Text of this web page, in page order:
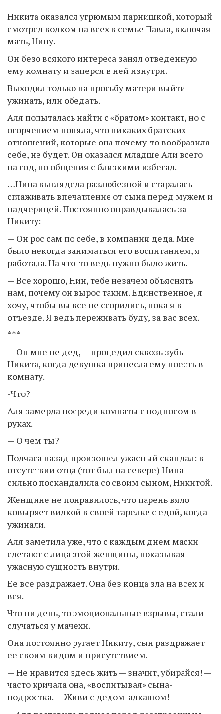
Никита оказался угрюмым парнишкой, который
смотрел волком на всех в семье Павла, включая
мать, Нину.
Он безо всякого интереса занял отведенную
ему комнату и заперся в ней изнутри.
Выходил только на просьбу матери выйти
ужинать, или обедать.
Аля попыталась найти с «братом» контакт, но с
огорчением поняла, что никаких братских
отношений, которые она почему-то вообразила
себе, не будет. Он оказался младше Али всего
на год, но общения с близкими избегал.
…Нина выглядела разлюбезной и старалась
сглаживать впечатление от сына перед мужем и
падчерицей. Постоянно оправдывалась за
Никиту:
— Он рос сам по себе, в компании деда. Мне
было некогда заниматься его воспитанием, я
работала. На что-то ведь нужно было жить.
— Все хорошо, Нин, тебе незачем объяснять
нам, почему он вырос таким. Единственное, я
хочу, чтобы вы все не ссорились, пока я в
отъезде. Я ведь переживать буду, за вас всех.
***
— Он мне не дед, — процедил сквозь зубы
Никита, когда девушка принесла ему поесть в
комнату.
-Что?
Аля замерла посреди комнаты с подносом в
руках.
— О чем ты?
Полчаса назад произошел ужасный скандал: в
отсутствии отца (тот был на севере) Нина
сильно поскандалила со своим сыном, Никитой.
Женщине не понравилось, что парень вяло
ковыряет вилкой в своей тарелке с едой, когда
ужинали.
Аля заметила уже, что с каждым днем маски
слетают с лица этой женщины, показывая
ужасную сущность внутри.
Ее все раздражает. Она без конца зла на всех и
вся.
Что ни день, то эмоциональные взрывы, стали
случаться у мачехи.
Она постоянно ругает Никиту, сын раздражает
ее своим видом и присутствием.
— Не нравится здесь жить — значит, убирайся! —
часто кричала она, «воспитывая» сына-
подростка. — Живи с дедом-алкашом!